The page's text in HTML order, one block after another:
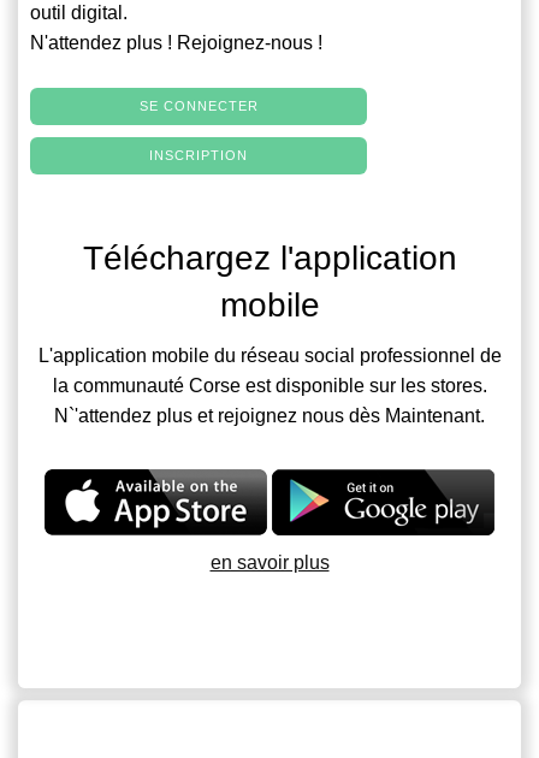
outil digital.
N'attendez plus ! Rejoignez-nous !
SE CONNECTER
INSCRIPTION
Téléchargez l'application
mobile
L'application mobile du réseau social professionnel de
la communauté Corse est disponible sur les stores.
N`'attendez plus et rejoignez nous dès Maintenant.
en savoir plus